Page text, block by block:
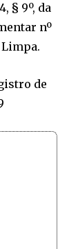
§ 9º, da
nº
de